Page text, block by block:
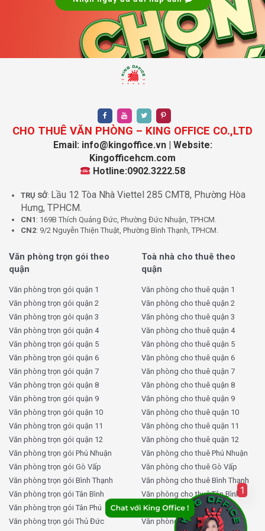
Khu vực Pantry Pearl 5 Center Quận 3
2. Trang thiết bị và tiện ích hiện đại:
Đầy đủ nội thất : Các văn phòng tại Pearl 5 Center
được trang bị đầy đủ bàn làm việc, tủ hồ sơ, máy in
và máy photocopy, giúp các doanh nghiệp tiết kiệm
chi phí trang bị.
Internet và Wi-Fi tốc độ cao
: Dịch vụ Internet và
Wi-Fi tốc độ cao miễn phí giúp công việc diễn ra
Trà và cà phê miễn phí
: Các nhân viên và khách
hàng có thể thưởng thức trà và cà phê miễn phí tại
khu vực ăn uống, tạo ra một không gian thư giãn giữa
những giờ làm việc căng thẳng.
Vệ sinh và dịch vụ hỗ trợ hàng ngày
: Tòa nhà cung
cấp dịch vụ vệ sinh định kỳ và các dịch vụ hỗ trợ
khác như in ấn, giúp không gian làm việc luôn sạch sẽ
và đầy đủ tiện nghi.
Tham khảo thêm:
Coworking Space là gì? Giá
thuê văn phòng Co Working Space giá rẻ?
Giá thuê văn phòng trọn gói Pearl 5
Center bao nhiêu tiền?
Giá thuê văn phòng tại Pearl 5 Center Quận 3 phụ thuộc
vào diện tích và các yêu cầu của khách hàng. Để có báo
CHO THUÊ VĂN PHÒNG – KING OFFICE CO.,LTD
Email: info@kingoffice.vn | Website:
Kingofficehcm.com
Hotline:0902.3222.58
TRỤ SỞ: Lầu 12 Tòa Nhà Viettel 285 CMT8, Phường Hòa
Hưng, TPHCM.
CN1 : 169B Thích Quảng Đức, Phường Đức Nhuận, TPHCM.
CN2: 9/2 Nguyễn Thiện Thuật, Phường Bình Thạnh, TPHCM.
Văn phòng trọn gói theo
quận
Văn phòng trọn gói quận 1
Văn phòng trọn gói quận 2
Văn phòng trọn gói quận 3
Văn phòng trọn gói quận 4
Văn phòng trọn gói quận 5
Văn phòng trọn gói quận 6
Văn phòng trọn gói quận 7
Văn phòng trọn gói quận 8
Văn phòng trọn gói quận 9
Văn phòng trọn gói quận 10
Văn phòng trọn gói quận 11
Văn phòng trọn gói quận 12
Văn phòng trọn gói Phú Nhuận
Văn phòng trọn gói Gò Vấp
Văn phòng trọn gói Bình Thạnh
Văn phòng trọn gói Tân Bình
Văn phòng trọn gói Tân Phú
Văn phòng trọn gói Thủ Đức
Toà nhà cho thuê theo
quận
Văn phòng cho thuê quận 1
Văn phòng cho thuê quận 2
Văn phòng cho thuê quận 3
Văn phòng cho thuê quận 4
Văn phòng cho thuê quận 5
Văn phòng cho thuê quận 6
Văn phòng cho thuê quận 7
Văn phòng cho thuê quận 8
Văn phòng cho thuê quận 9
Văn phòng cho thuê quận 10
Văn phòng cho thuê quận 11
Văn phòng cho thuê quận 12
Văn phòng cho thuê Phú Nhuận
Văn phòng cho thuê Gò Vấp
Văn phòng cho thuê Bình Thạnh
Văn phòng cho thuê Tân Bình
Văn phòng cho thuê Tân Phú
Văn phòng cho thuê Thủ Đức
1